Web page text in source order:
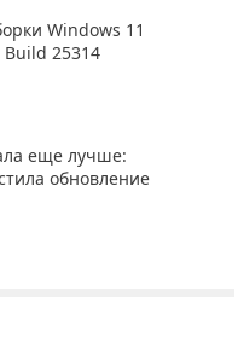
Windows 11
25314
еще лучше:
обновление